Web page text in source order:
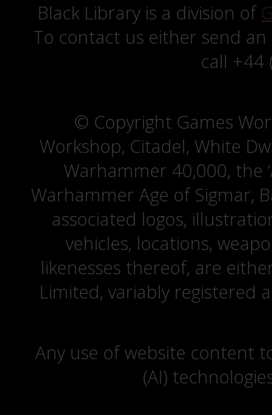
Black Library is a division of
To contact us either send
call +44
© Copyright Games
Workshop, Citadel, White
Warhammer 40,000, the
Warhammer Age of Sigmar,
associated logos,
vehicles, locations,
likenesses thereof, are
Limited, variably registered
Any use of website content
(AI)